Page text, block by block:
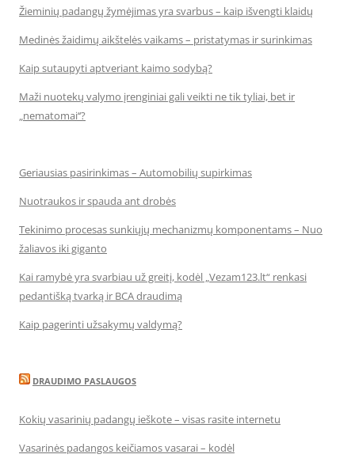
Žieminių padangų žymėjimas yra svarbus – kaip išvengti klaidų
Medinės žaidimų aikštelės vaikams – pristatymas ir surinkimas
Kaip sutaupyti aptveriant kaimo sodybą?
Maži nuotekų valymo įrenginiai gali veikti ne tik tyliai, bet ir
„nematomai‘‘?
Geriausias pasirinkimas – Automobilių supirkimas
Nuotraukos ir spauda ant drobės
Tekinimo procesas sunkiųjų mechanizmų komponentams – Nuo
žaliavos iki giganto
Kai ramybė yra svarbiau už greitį, kodėl „Vezam123.lt“ renkasi
pedantišką tvarką ir BCA draudimą
Kaip pagerinti užsakymų valdymą?
DRAUDIMO PASLAUGOS
Kokių vasarinių padangų ieškote – visas rasite internetu
Vasarinės padangos keičiamos vasarai – kodėl